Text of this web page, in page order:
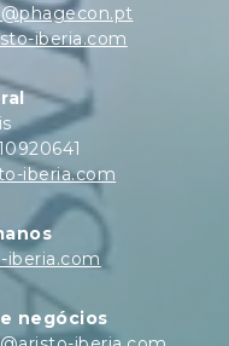
iberia.com
iberia.com
iberia.com
negócios